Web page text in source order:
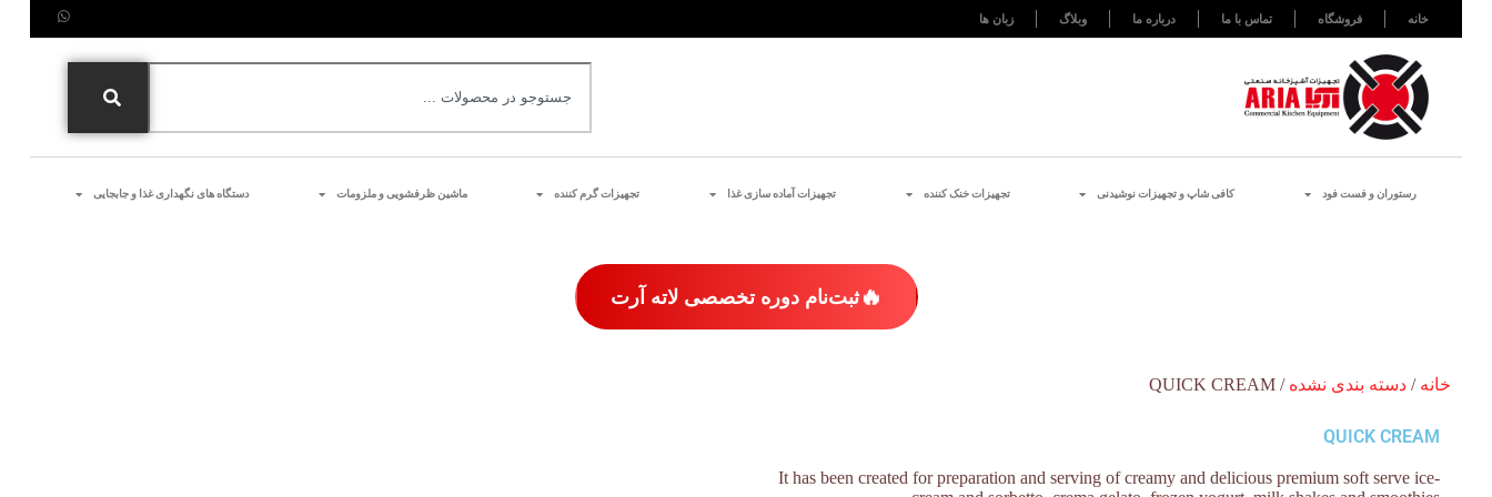
خانه فروشگاه تماس با ما درباره ما وبلاگ زبان ها
رستوران و فست فود کافی شاپ و تجهیزات نوشیدنی تجهیزات خنک کننده تجهیزات آماده سازی غذا تجهیزات گرم کننده ماشین ظرفشویی و ملزومات دستگاه های نگهداری غذا و جابجایی
🔥ثبت‌نام دوره تخصصی لاته آرت
خانه / دسته بندی نشده / QUICK CREAM
QUICK CREAM
It has been created for preparation and serving of creamy and delicious premium soft serve ice-